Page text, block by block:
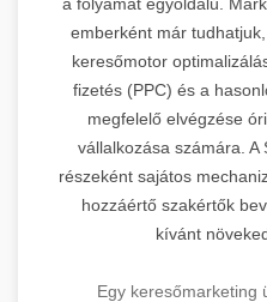
emberként már
keresőmotor
fizetés (PPC) és a
megfelelő elvégzése
vállalkozása számára. A
részeként sajátos
hozzáértő szakértők
kívánt
Egy keresőmarketing